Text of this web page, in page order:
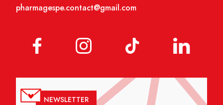
pharmagespe.contact@gmail.com
NEWSLETTER